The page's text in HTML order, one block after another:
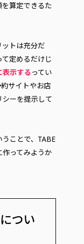
算定できるた
トは充分だ
定めるだけじ
表示するってい
サイトやお店
ーを提示して
ことで、TABE
ってみようか
つい